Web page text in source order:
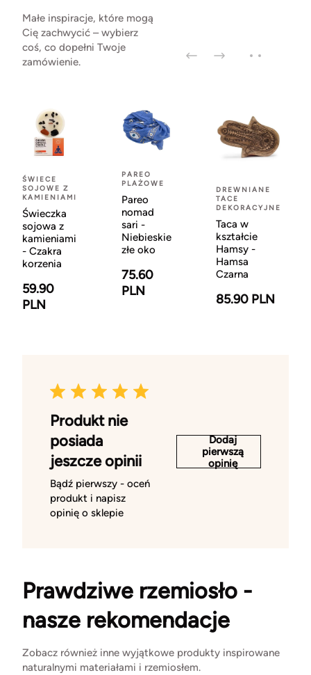
Małe inspiracje, które mogą
Cię zachwycić – wybierz
coś, co dopełni Twoje
zamówienie.
ŚWIECE
SOJOWE Z
KAMIENIAMI
Świeczka
sojowa z
kamieniami
- Czakra
korzenia
59.90
PLN
PAREO
PLAŻOWE
Pareo
nomad
sari -
Niebieskie
złe oko
75.60
PLN
DREWNIANE
TACE
DEKORACYJNE
Taca w
kształcie
Hamsy -
Hamsa
Czarna
85.90 PLN
Produkt nie
posiada
jeszcze opinii
Bądź pierwszy - oceń
produkt i napisz
opinię o sklepie
Dodaj
pierwszą
opinię
Prawdziwe rzemiosło -
nasze rekomendacje
Zobacz również inne wyjątkowe produkty inspirowane
naturalnymi materiałami i rzemiosłem.